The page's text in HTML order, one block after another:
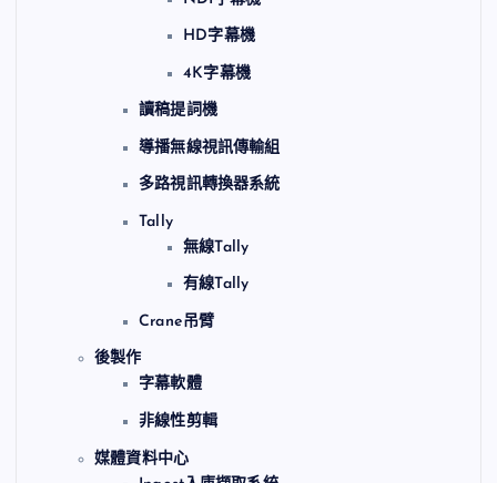
HD字幕機
4K字幕機
讀稿提詞機
導播無線視訊傳輸組
多路視訊轉換器系統
Tally
無線Tally
有線Tally
Crane吊臂
後製作
字幕軟體
非線性剪輯
媒體資料中心